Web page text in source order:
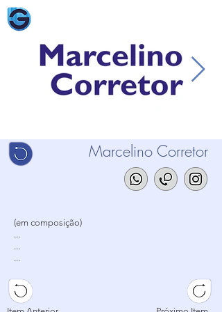
Marcelino Corretor
(em composição)
...
...
...